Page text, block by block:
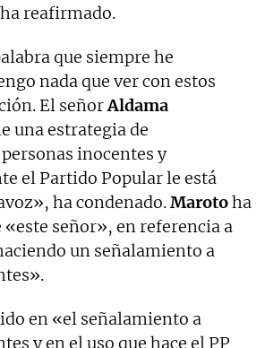
reafirmado.
que siempre he
nada que ver con estos
El señorAldama
una estrategia de
inocentes y
el Partido Popular le está
ha condenado.Marotoha
señor», en referencia a
un señalamiento a
en «el señalamiento a
y en el uso que hace el PP